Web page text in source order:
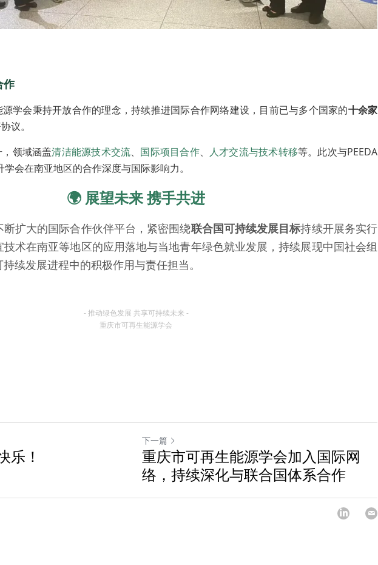
作
学会秉持开放合作的理念，持续推进国际合作网络建设，目前已与多个国家的十余家
议。
领域涵盖清洁能源技术交流、 国际项目合作、 人才交流与技术转移等。此次与PEEDA
会在南亚地区的合作深度与国际影响力。
🌍 展望未来 携手共进
扩大的国际合作伙伴平台，紧密围绕联合国可持续发展目标持续开展务实行
术在南亚等地区的应用落地与当地青年绿色就业发展，持续展现中国社会组
续发展进程中的积极作用与责任担当。
- 推动绿色发展 共享可持续未来 -
重庆市可再生能源学会
乐！
下一篇
重庆市可再生能源学会加入国际网
络，持续深化与联合国体系合作